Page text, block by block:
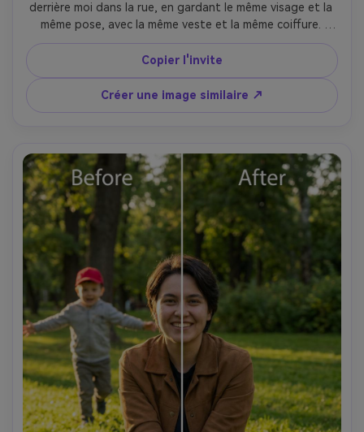
derrière moi dans la rue, en gardant le même visage et la
même pose, avec la même veste et la même coiffure.
Préservez les textures de la rue, les enseignes des
magasins et la lumière du jour originale pour que rien ne
soit déformé., en préservant la texture du tissu --ar 4:5
Copier l'invite
Créer une image similaire ↗